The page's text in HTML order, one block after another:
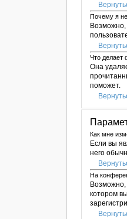
Почему я не
Возможно,
Что делает
Она
поможет.
Как мне
Если вы
него
На
Возможно,
котором